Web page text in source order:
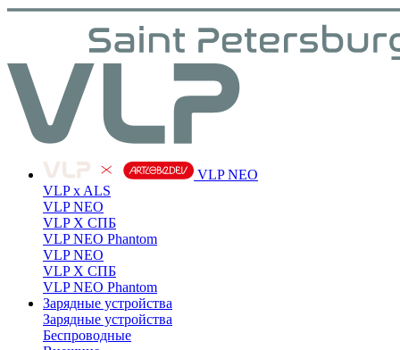
VLP NEO
VLP x ALS
VLP NEO
VLP X СПБ
VLP NEO Phantom
VLP NEO
VLP X СПБ
VLP NEO Phantom
Зарядные устройства
Зарядные устройства
Беспроводные